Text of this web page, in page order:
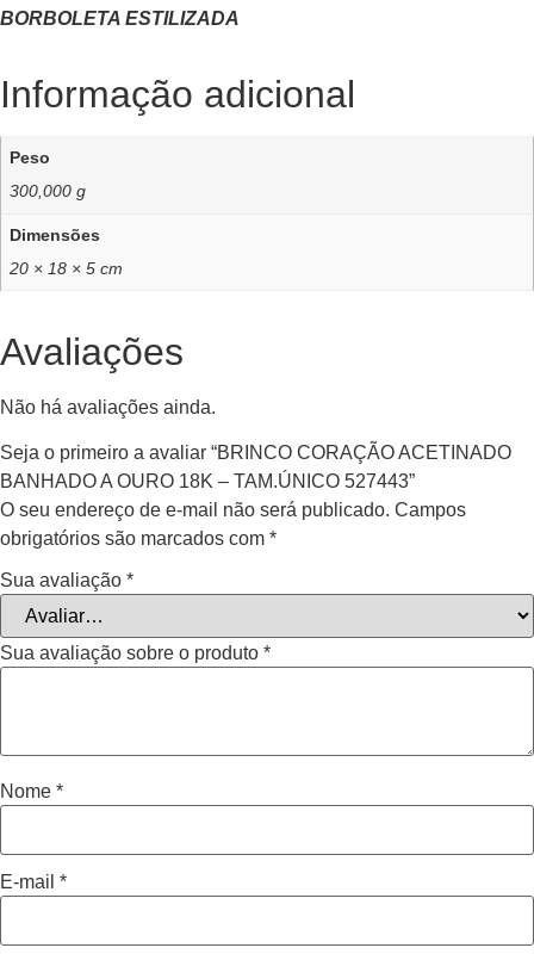
BORBOLETA ESTILIZADA
Informação adicional
Peso
300,000 g
Dimensões
20 × 18 × 5 cm
Avaliações
Não há avaliações ainda.
Seja o primeiro a avaliar “BRINCO CORAÇÃO ACETINADO
BANHADO A OURO 18K – TAM.ÚNICO 527443”
O seu endereço de e-mail não será publicado. Campos
obrigatórios são marcados com *
Sua avaliação *
Sua avaliação sobre o produto *
Nome *
E-mail *